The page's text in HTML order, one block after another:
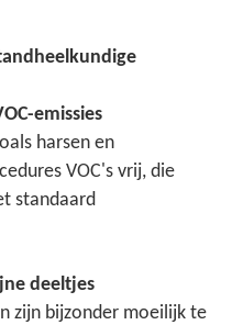
emissies
harsen en
VOC's vrij, die
standaard
deeltjes
zijn bijzonder moeilijk te